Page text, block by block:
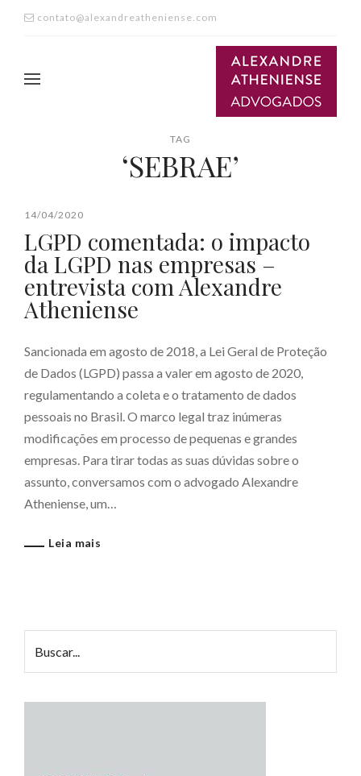
contato@alexandreatheniense.com
TAG
‘SEBRAE’
14/04/2020
LGPD comentada: o impacto
da LGPD nas empresas –
entrevista com Alexandre
Atheniense
Sancionada em agosto de 2018, a Lei Geral de Proteção
de Dados (LGPD) passa a valer em agosto de 2020,
regulamentando a coleta e o tratamento de dados
pessoais no Brasil. O marco legal traz inúmeras
modificações em processo de pequenas e grandes
empresas. Para tirar todas as suas dúvidas sobre o
assunto, conversamos com o advogado Alexandre
Atheniense, um…
Leia mais